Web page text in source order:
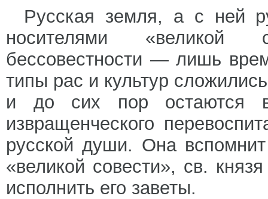
Русская земля, а с ней
носителями «великой
бессовестности — лишь
типы рас и культур
и до сих пор остаются
извращенческого
русской души. Она
«великой совести», св.
исполнить его заветы.